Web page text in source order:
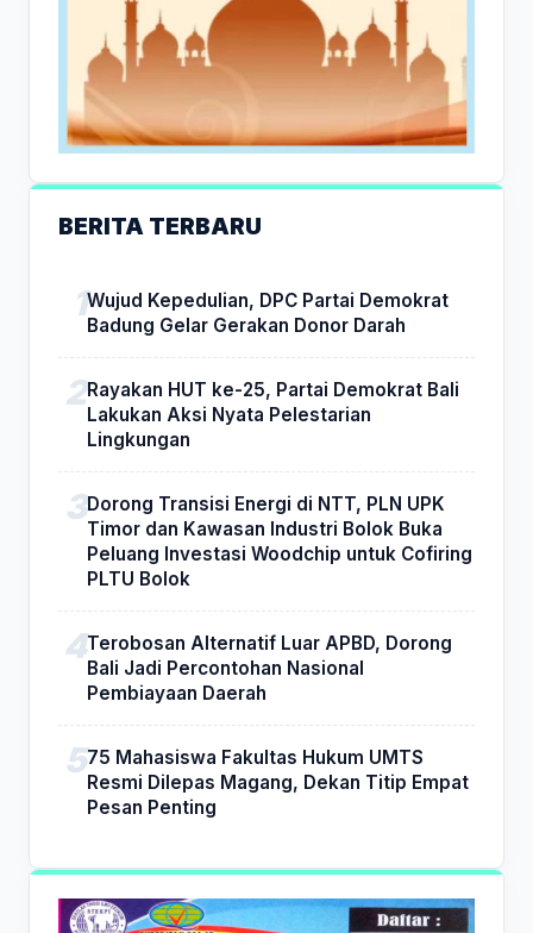
BERITA TERBARU
Wujud Kepedulian, DPC Partai Demokrat
Badung Gelar Gerakan Donor Darah
Rayakan HUT ke-25, Partai Demokrat Bali
Lakukan Aksi Nyata Pelestarian
Lingkungan
Dorong Transisi Energi di NTT, PLN UPK
Timor dan Kawasan Industri Bolok Buka
Peluang Investasi Woodchip untuk Cofiring
PLTU Bolok
Terobosan Alternatif Luar APBD, Dorong
Bali Jadi Percontohan Nasional
Pembiayaan Daerah
75 Mahasiswa Fakultas Hukum UMTS
Resmi Dilepas Magang, Dekan Titip Empat
Pesan Penting